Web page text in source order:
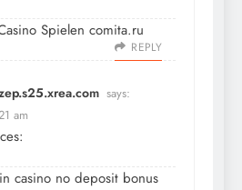
Spielen comita.ru
REPLY
says:
am
casino no deposit bonus